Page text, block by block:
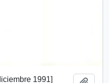
1991]